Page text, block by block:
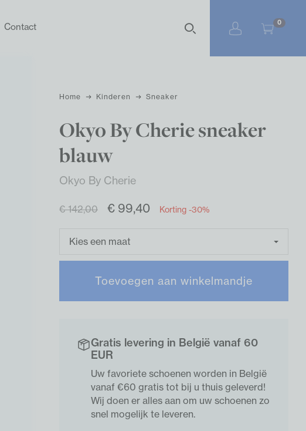
Contact
Zoekterm 0
Home Kinderen Sneaker
Okyo By Cherie sneaker
blauw
Okyo By Cherie
€ 142,00 € 99,40 Korting -30%
Kies een maat
Toevoegen aan winkelmandje
Gratis levering in België vanaf 60
EUR
Uw favoriete schoenen worden in België
vanaf €60 gratis tot bij u thuis geleverd!
Wij doen er alles aan om uw schoenen zo
snel mogelijk te leveren.